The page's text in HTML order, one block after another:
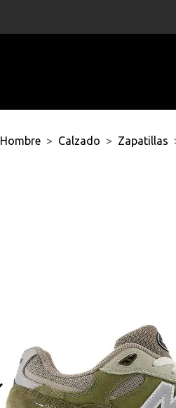
Hombre Calzado Zapatillas